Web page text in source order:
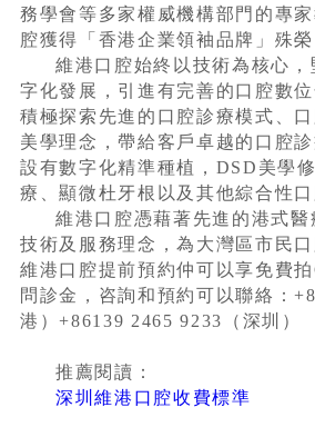
務學會等多家權威機構部門的專
腔獲得「香港企業領袖品牌」殊榮
維港口腔始終以技術為核心，
字化發展，引進有完善的口腔數位
積極探索先進的口腔診療模式、
美學理念，帶給客戶卓越的口腔
設有數字化精準種植，DSD美學
療、顯微杜牙根以及其他綜合性口
維港口腔憑藉著先進的港式醫
技術及服務理念，為大灣區市民口
維港口腔提前預約仲可以享免費
問診金，咨詢和預約可以聯絡：
港）+86139 2465 9233（深圳）
推薦閱讀：
深圳維港口腔收費標準